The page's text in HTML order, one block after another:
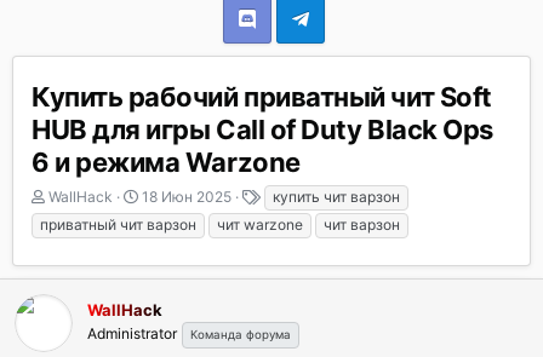
Купить рабочий приватный чит Soft
HUB для игры Call of Duty Black Ops
6 и режима Warzone
А
в
т
р
т
м
WallHack
Д
а
т
н
а
ч
18 Июн 2025
е
г
купить чит варзон
приватный чит варзон
чит warzone чит варзон
WallHack
Administrator Команда форума